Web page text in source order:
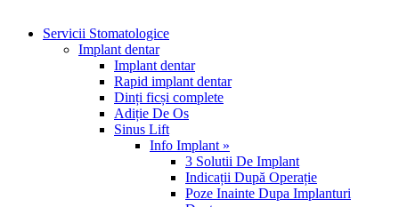
Servicii Stomatologice
Implant dentar
Implant dentar
Rapid implant dentar
Dinți ficși complete
Adiție De Os
Sinus Lift
Info Implant »
3 Solutii De Implant
Indicații După Operație
Poze Inainte Dupa Implanturi